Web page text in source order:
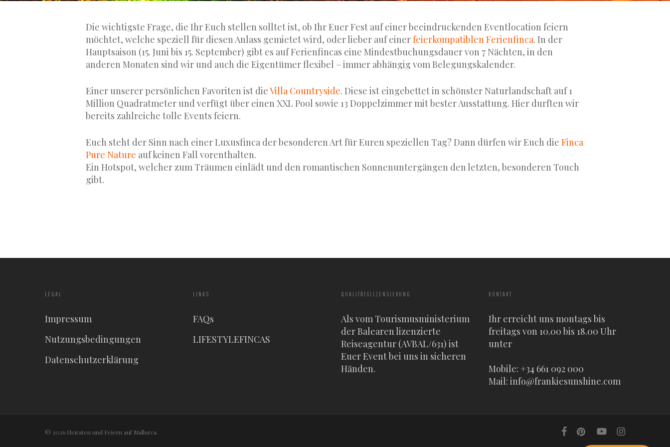
Die wichtigste Frage, die Ihr Euch stellen solltet ist, ob Ihr Euer Fest auf einer beeindruckenden Eventlocation feiern
möchtet, welche speziell für diesen Anlass gemietet wird, oder lieber auf einerfeierkompatiblen Ferienfinca. In der
Hauptsaison (15. Juni bis 15. September) gibt es auf Ferienfincas eine Mindestbuchungsdauer von 7 Nächten, in den
anderen Monaten sind wir und auch die Eigentümer flexibel – immer abhängig vom Belegungskalender.
Einer unserer persönlichen Favoriten ist dieVilla Countryside. Diese ist eingebettet in schönster Naturlandschaft auf 1
Million Quadratmeter und verfügt über einen XXL Pool sowie 13 Doppelzimmer mit bester Ausstattung. Hier durften wir
bereits zahlreiche tolle Events feiern.
Euch steht der Sinn nach einer Luxusfinca der besonderen Art für Euren speziellen Tag? Dann dürfen wir Euch die Finca
Pure Nature auf keinen Fall vorenthalten.
Ein Hotspot, welcher zum Träumen einlädt und den romantischen Sonnenuntergängen den letzten, besonderen Touch
gibt.
LEGAL
Impressum
Nutzungsbedingungen
Datenschutzerklärung
LINKS
FAQs
LIFESTYLEFINCAS
QUALITÄTSLIZENSIERUNG
Als vom Tourismusministerium
der Balearen lizenzierte
Reiseagentur (AVBAL/631) ist
Euer Event bei uns in sicheren
Händen.
KONTAKT
Ihr erreicht uns montags bis
freitags von 10.00 bis 18.00 Uhr
unter
Mobile: +34 661 092 000
Mail:info@frankiesunshine.com
© 2026 Heiraten und Feiern auf Mallorca. facebookpinterestyoutubeinstagram